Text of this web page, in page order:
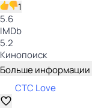
1
5.6
IMDb
5.2
Кинопоиск
Больше информации
СТС Love